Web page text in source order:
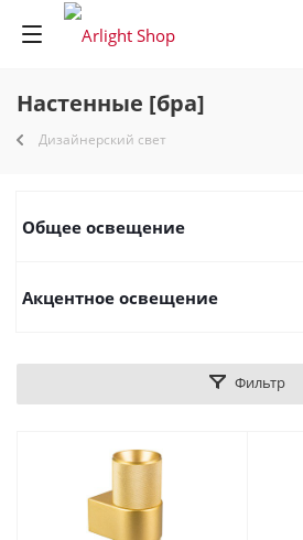
Настенные [бра]
Дизайнерский свет
Общее освещение
Акцентное освещение
Фильтр